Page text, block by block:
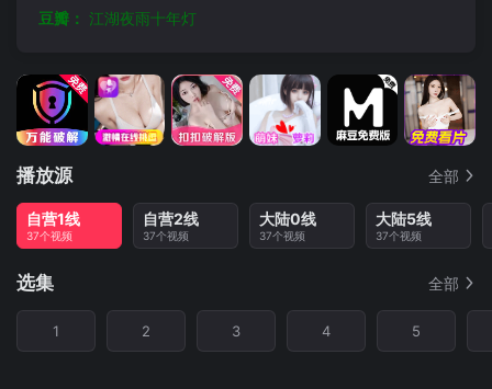
豆瓣： 江湖夜雨十年灯
播放源 全部
自营1线
37个视频
自营2线
37个视频
大陆0线
37个视频
大陆5线
37个视频
选集 全部
1 2 3 4 5